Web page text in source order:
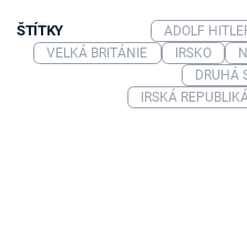
ŠTÍTKY ADOLF
VELKÁ BRITÁNIE
IRSKO
DRUHÁ
IRSKÁ